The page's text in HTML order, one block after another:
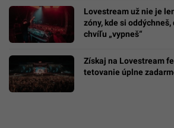
Lovestream už nie je
zóny, kde si
chvíľu „vypneš“
Získaj na Lovestream
tetovanie úplne